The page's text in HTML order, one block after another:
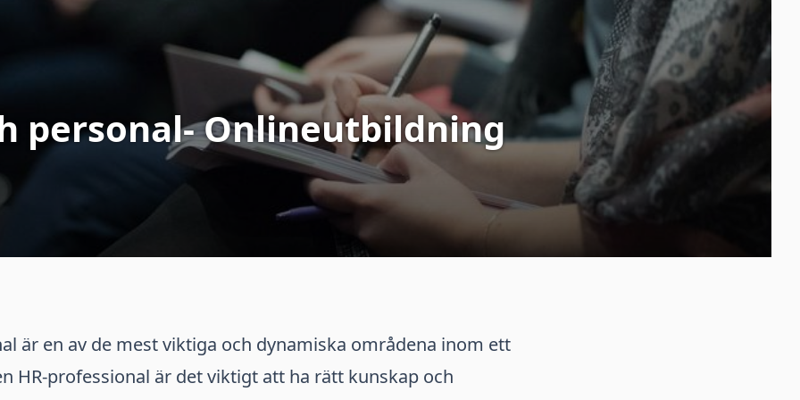
personal- Onlineutbildning
är en av de mest viktiga och dynamiska områdena inom ett
HR-professional är det viktigt att ha rätt kunskap och